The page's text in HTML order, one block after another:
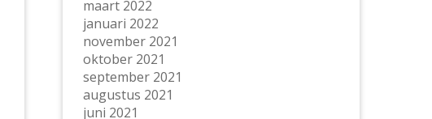
maart 2022
januari 2022
november 2021
oktober 2021
september 2021
augustus 2021
juni 2021